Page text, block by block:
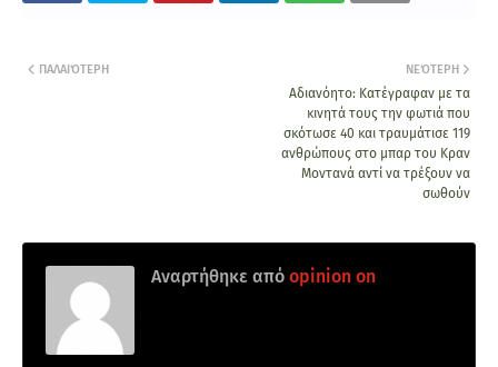
ΝΕΌΤΕΡΗ
Αδιανόητο: Κατέγραφαν με τα
κινητά τους την φωτιά που
σκότωσε 40 και τραυμάτισε 119
ανθρώπους στο μπαρ του Κραν
Μοντανά αντί να τρέξουν να
σωθούν
ΠΑΛΑΙΌΤΕΡΗ
Αναρτήθηκε από opinion on